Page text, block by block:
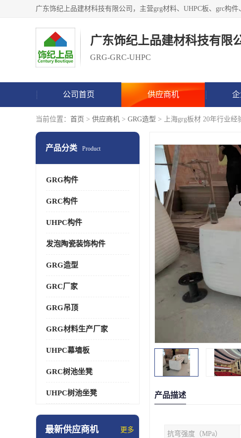
广东饰纪上品建材科技有限
GRG-GRC-UHPC
公司首页 供应商机
当前位置： 首页 > 供应商机 > GRG造型 > 上海grg板材 20年行业经
产品分类 Product
GRG构件
GRC构件
UHPC构件
发泡陶瓷装饰构件
GRG造型
GRC厂家
GRG吊顶
GRG材料生产厂家
UHPC幕墙板
GRC树池坐凳
UHPC树池坐凳
最新供应商机 更多
产品描述
抗弯强度（MPa）